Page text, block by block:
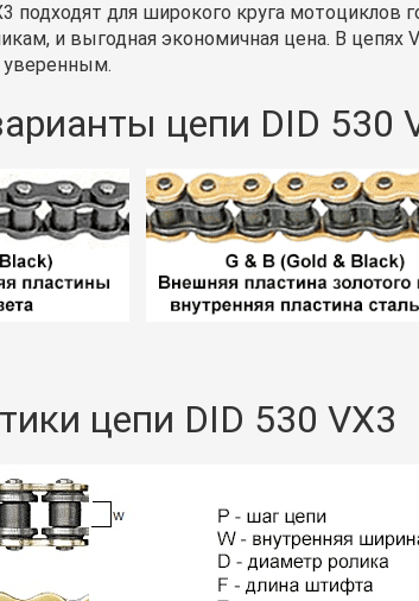
подходят для широкого круга
и выгодная экономичная цена. В
уверенным.
цепи DID 530
цепи DID 530 VX3